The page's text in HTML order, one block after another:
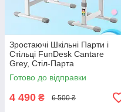
Зростаючі Шкільні Парти і
Стільці FunDesk Cantare
Grey, Стіл-Парта
Трансформер для Школярів
та Дошкільнят
Готово до відправки
4 490 ₴ 6 500 ₴